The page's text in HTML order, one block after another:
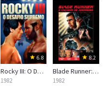
6.8
Rocky III: O Desafio Supremo
1982
8.2
Blade Runner: O Caçador de Andróides
1982